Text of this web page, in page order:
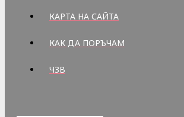
КАРТА НА САЙТА
КАК ДА ПОРЪЧАМ
ЧЗВ